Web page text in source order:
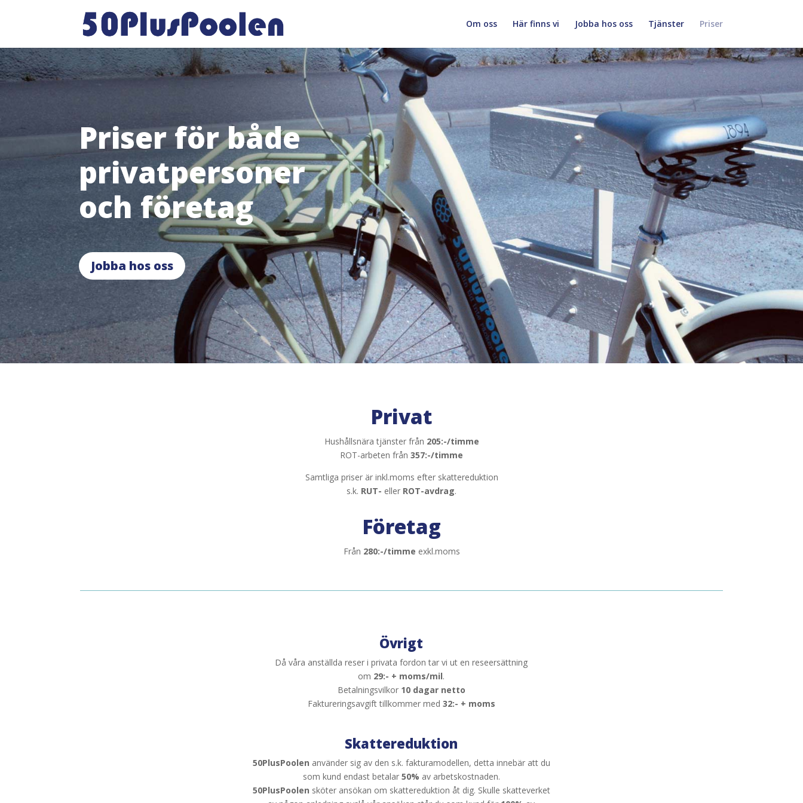
Om oss Här finns vi Jobba hos oss Tjänster Priser
Priser för både
privatpersoner
och företag
Jobba hos oss
Privat
Hushållsnära tjänster från 205:-/timme
ROT-arbeten från 357:-/timme
Samtliga priser är inkl.moms efter skattereduktion
s.k. RUT- eller ROT-avdrag.
Företag
Från 280:-/timme exkl.moms
Övrigt
Då våra anställda reser i privata fordon tar vi ut en reseersättning
om 29:- + moms/mil.
Betalningsvilkor 10 dagar netto
Faktureringsavgift tillkommer med 32:- + moms
Skattereduktion
50PlusPoolen använder sig av den s.k. fakturamodellen, detta innebär att du
som kund endast betalar 50% av arbetskostnaden.
50PlusPoolen sköter ansökan om skattereduktion åt dig. Skulle skatteverket